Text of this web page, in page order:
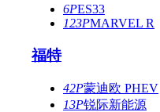
6PES33
123PMARVEL R
福特
42P蒙迪欧 PHEV
13P锐际新能源